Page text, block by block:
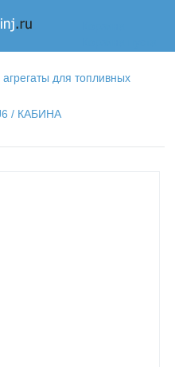
для топливных
/ КАБИНА